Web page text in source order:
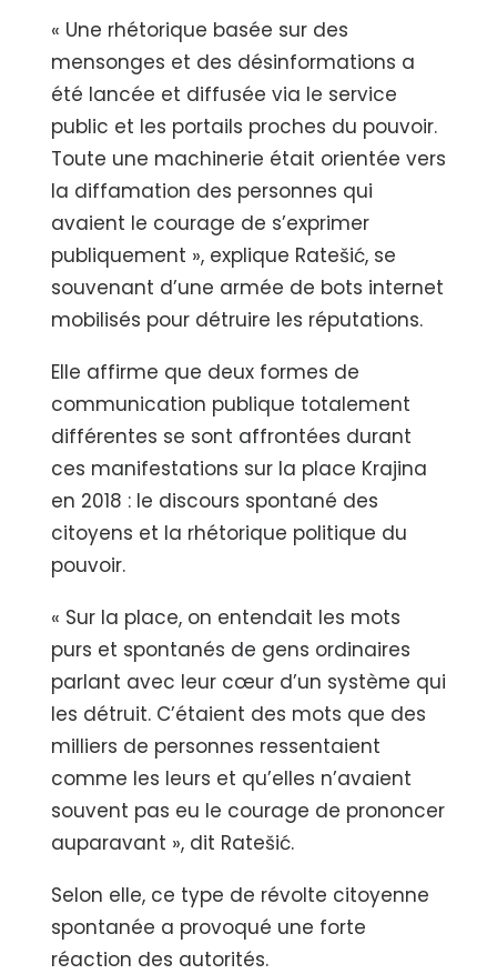
« Une rhétorique basée sur des
mensonges et des désinformations a
été lancée et diffusée via le service
public et les portails proches du pouvoir.
Toute une machinerie était orientée vers
la diffamation des personnes qui
avaient le courage de s’exprimer
publiquement », explique Ratešić, se
souvenant d’une armée de bots internet
mobilisés pour détruire les réputations.
Elle affirme que deux formes de
communication publique totalement
différentes se sont affrontées durant
ces manifestations sur la place Krajina
en 2018 : le discours spontané des
citoyens et la rhétorique politique du
pouvoir.
« Sur la place, on entendait les mots
purs et spontanés de gens ordinaires
parlant avec leur cœur d’un système qui
les détruit. C’étaient des mots que des
milliers de personnes ressentaient
comme les leurs et qu’elles n’avaient
souvent pas eu le courage de prononcer
auparavant », dit Ratešić.
Selon elle, ce type de révolte citoyenne
spontanée a provoqué une forte
réaction des autorités.